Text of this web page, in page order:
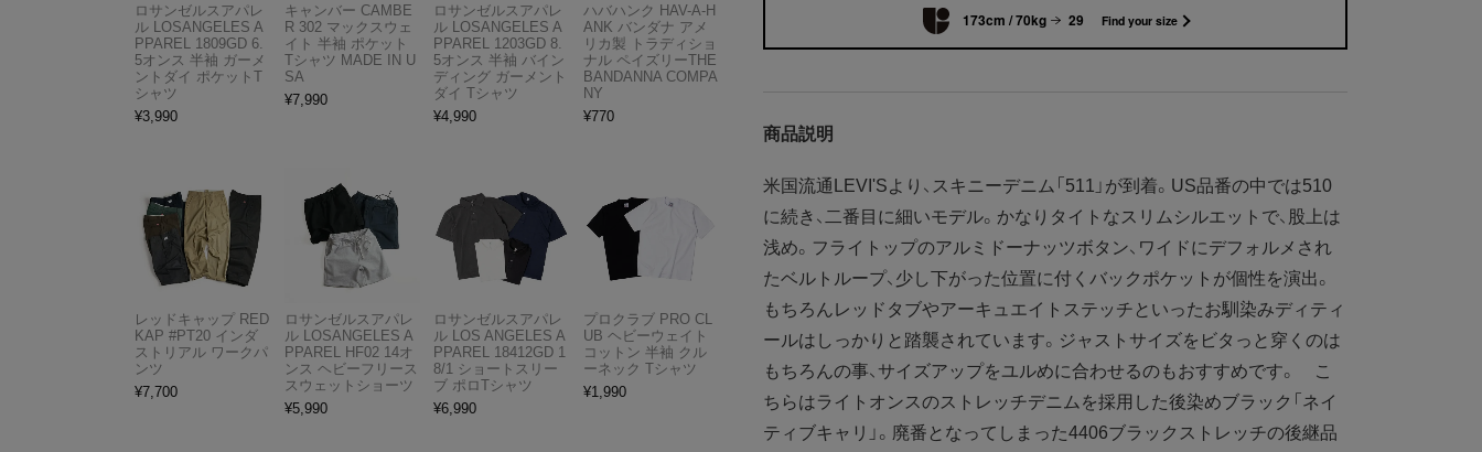
173cm / 70kg 29 Find your size
商品説明
米国流通LEVI'Sより、スキニーデニム「511」が到着。US品番の中では510
に続き、二番目に細いモデル。かなりタイトなスリムシルエットで、股上は
浅め。フライトップのアルミドーナッツボタン、ワイドにデフォルメされ
たベルトループ、少し下がった位置に付くバックポケットが個性を演出。
もちろんレッドタブやアーキュエイトステッチといったお馴染みディティ
ールはしっかりと踏襲されています。ジャストサイズをビタっと穿くのは
もちろんの事、サイズアップをユルめに合わせるのもおすすめです。 こ
ちらはライトオンスのストレッチデニムを採用した後染めブラック「ネイ
ティブキャリ」。廃番となってしまった4406ブラックストレッチの後継品
ロサンゼルスアパレ
ル LOSANGELES A
PPAREL 1809GD 6.
5オンス 半袖 ガーメ
ントダイ ポケットT
シャツ
¥3,990
キャンバー CAMBE
R 302 マックスウェ
イト 半袖 ポケット
Tシャツ MADE IN U
SA
¥7,990
ロサンゼルスアパレ
ル LOSANGELES A
PPAREL 1203GD 8.
5オンス 半袖 バイン
ディング ガーメント
ダイ Tシャツ
¥4,990
ハバハンク HAV-A-H
ANK バンダナ アメ
リカ製 トラディショ
ナル ペイズリーTHE
BANDANNA COMPA
NY
¥770
レッドキャップ RED
KAP #PT20 インダ
ストリアル ワークパ
ンツ
¥7,700
ロサンゼルスアパレ
ル LOSANGELES A
PPAREL HF02 14オ
ンス ヘビーフリース
スウェットショーツ
¥5,990
ロサンゼルスアパレ
ル LOS ANGELES A
PPAREL 18412GD 1
8/1 ショートスリー
ブ ポロTシャツ
¥6,990
プロクラブ PRO CL
UB ヘビーウェイト
コットン 半袖 クル
ーネック Tシャツ
¥1,990